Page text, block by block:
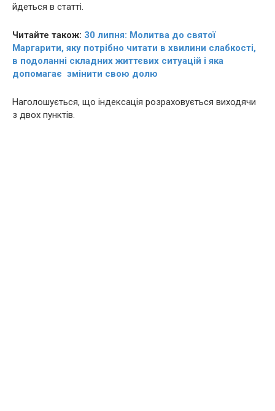
йдеться в статті.
Читайте також: 30 липня: Молитва до святої
Маргарити, яку потрібно читати в хвилини слабкості,
в подоланні складних життєвих ситуацій і яка
допомагає змінити свою долю
Наголошується, що індексація розраховується виходячи
з двох пунктів.